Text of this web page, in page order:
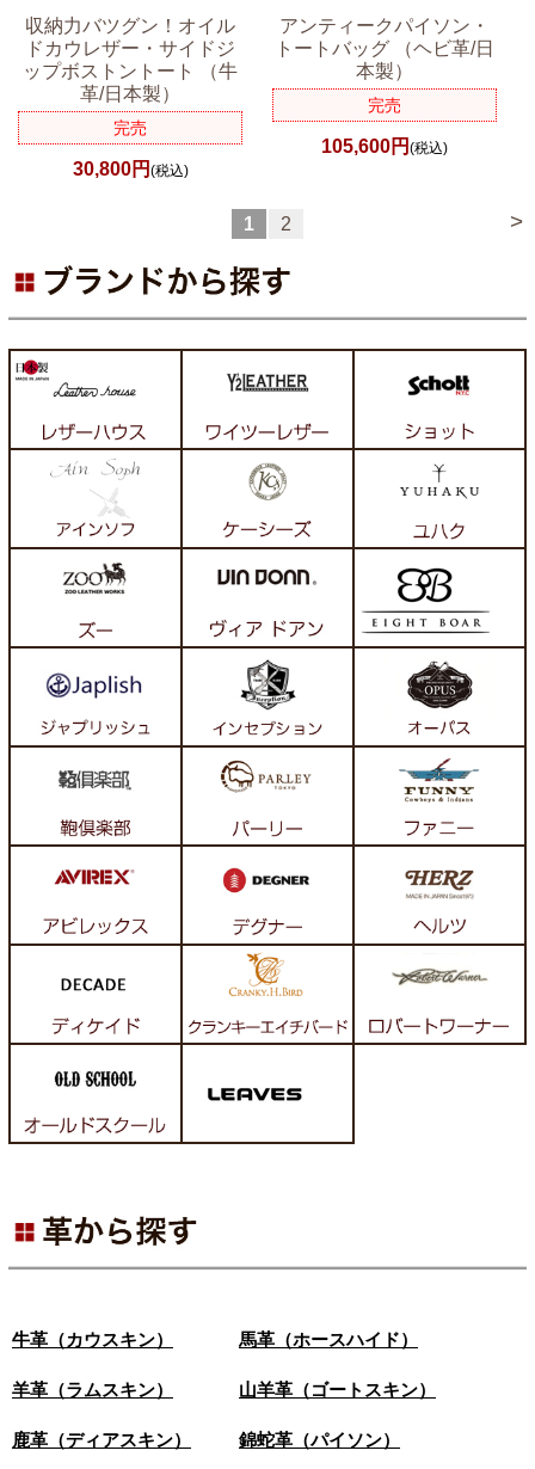
収納力バツグン！オイル
ドカウレザー・サイドジ
ップボストントート （牛
革/日本製）
完売
30,800円 (税込)
アンティークパイソン・
トートバッグ （ヘビ革/日
本製）
完売
105,600円 (税込)
>
1 2